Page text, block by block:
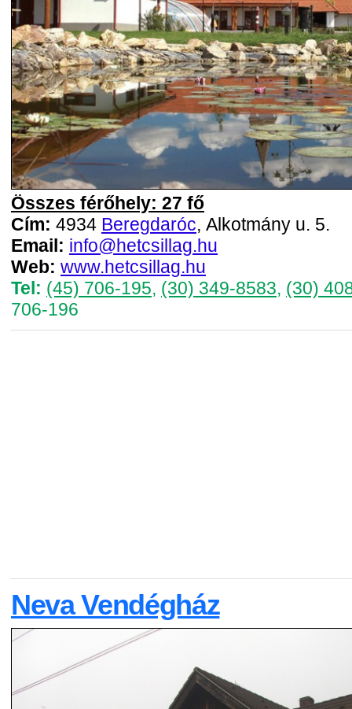
Összes férőhely: 27 fő
Cím: 4934 Beregdaróc, Alkotmány u. 5.
Email: info@hetcsillag.hu
Web: www.hetcsillag.hu
Tel: (45) 706-195, (30) 349-8583, (30)
706-196
Neva Vendégház